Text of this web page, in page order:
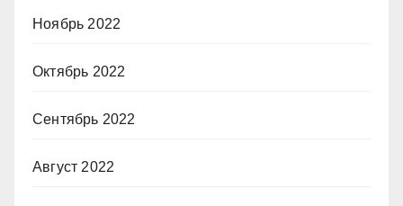
Ноябрь 2022
Октябрь 2022
Сентябрь 2022
Август 2022